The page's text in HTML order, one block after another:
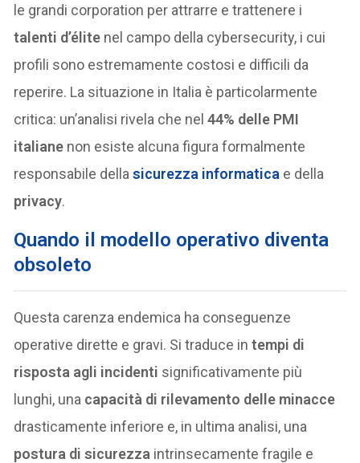
le grandi corporation per attrarre e trattenere i
talenti d’élite nel campo della cybersecurity, i cui
profili sono estremamente costosi e difficili da
reperire. La situazione in Italia è particolarmente
critica: un’analisi rivela che nel44% delle PMI
italiane non esiste alcuna figura formalmente
responsabile dellasicurezza informatica e della
privacy.
Quando il modello operativo diventa
obsoleto
Questa carenza endemica ha conseguenze
operative dirette e gravi. Si traduce intempi di
risposta agli incidenti significativamente più
lunghi, una capacità di rilevamento delle minacce
drasticamente inferiore e, in ultima analisi, una
postura di sicurezza intrinsecamente fragile e